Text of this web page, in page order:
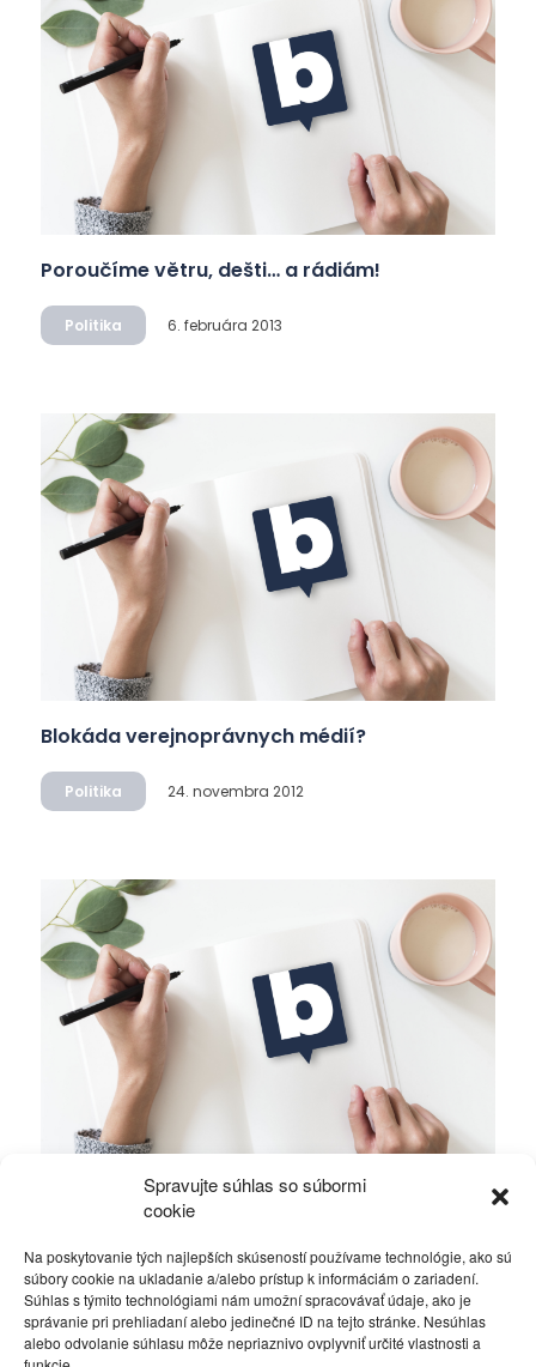
Spravujte súhlas so súbormi
cookie
Na poskytovanie tých najlepších skúseností používame technológie, ako sú
súbory cookie na ukladanie a/alebo prístup k informáciám o zariadení.
Súhlas s týmito technológiami nám umožní spracovávať údaje, ako je
správanie pri prehliadaní alebo jedinečné ID na tejto stránke. Nesúhlas
alebo odvolanie súhlasu môže nepriaznivo ovplyvniť určité vlastnosti a
Poroučíme větru, dešti… a rádiám!
Politika 6. februára 2013
Blokáda verejnoprávnych médií?
Politika 24. novembra 2012
Memorandum slobodného ovčana
Politika 18. novembra 2012